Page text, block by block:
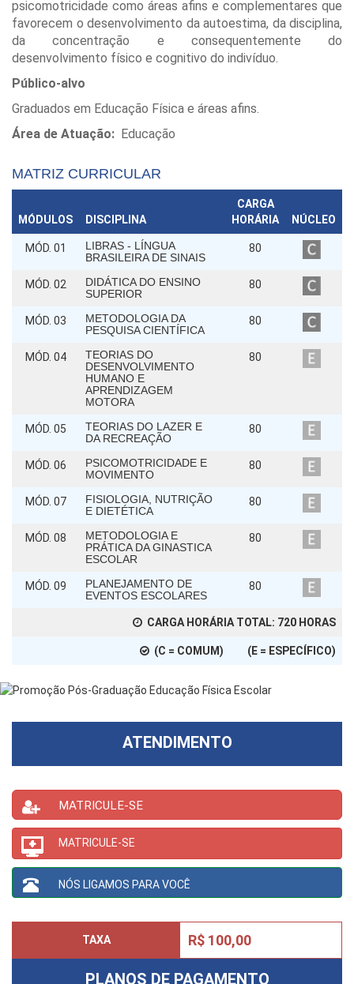
psicomotricidade como áreas afins e complementares que
favorecem o desenvolvimento da autoestima, da disciplina,
da concentração e consequentemente do
desenvolvimento físico e cognitivo do indivíduo.
Público-alvo
Graduados em Educação Física e áreas afins.
Área de Atuação: Educação
MATRIZ CURRICULAR
MÓDULOS DISCIPLINA
CARGA
HORÁRIA
NÚCLEO
MÓD. 01
LIBRAS - LÍNGUA
BRASILEIRA DE SINAIS
80
MÓD. 02
DIDÁTICA DO ENSINO
SUPERIOR
80
MÓD. 03
METODOLOGIA DA
PESQUISA CIENTÍFICA
80
MÓD. 04
TEORIAS DO
DESENVOLVIMENTO
HUMANO E
APRENDIZAGEM
MOTORA
80
MÓD. 05
TEORIAS DO LAZER E
DA RECREAÇÃO
80
MÓD. 06
PSICOMOTRICIDADE E
MOVIMENTO
80
MÓD. 07
FISIOLOGIA, NUTRIÇÃO
E DIETÉTICA
80
MÓD. 08
METODOLOGIA E
PRÁTICA DA GINASTICA
ESCOLAR
80
MÓD. 09
PLANEJAMENTO DE
EVENTOS ESCOLARES
80
CARGA HORÁRIA TOTAL: 720 HORAS
(C = COMUM) (E = ESPECÍFICO)
ATENDIMENTO
MATRICULE-SE
MATRICULE-SE
NÓS LIGAMOS PARA VOCÊ
TAXA R$ 100,00
PLANOS DE PAGAMENTO